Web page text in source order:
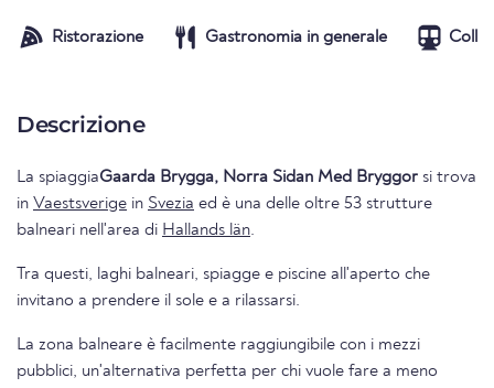
Ristorazione Gastronomia in generale
Descrizione
La spiaggiaGaarda Brygga, Norra Sidan Med Bryggor si trova
in Vaestsverige in Svezia ed è una delle oltre 53 strutture
balneari nell'area di Hallands län.
Tra questi, laghi balneari, spiagge e piscine all'aperto che
invitano a prendere il sole e a rilassarsi.
La zona balneare è facilmente raggiungibile con i mezzi
pubblici, un'alternativa perfetta per chi vuole fare a meno